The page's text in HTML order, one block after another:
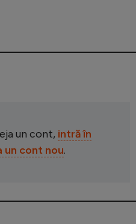
un cont, intră în
un cont nou.